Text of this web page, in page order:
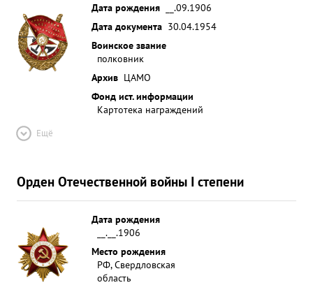
Дата рождения
__.09.1906
Дата документа 30.04.1954
Воинское звание
полковник
Архив ЦАМО
Фонд ист. информации
Картотека награждений
Ещё
Орден Отечественной войны I степени
Дата рождения
__.__.1906
Место рождения
РФ, Свердловская
область